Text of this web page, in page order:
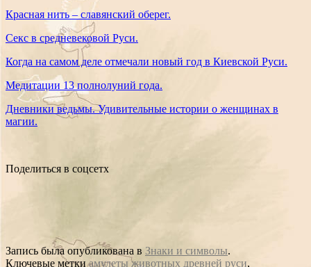
Красная нить – славянский оберег.
Секс в средневековой Руси.
Когда на самом деле отмечали новый год в Киевской Руси.
Медитации 13 полнолуний года.
Дневники ведьмы. Удивительные истории о женщинах в
магии.
Поделиться в соцсетх
Запись была опубликована в Знаки и символы.
Ключевые меткиамулеты животных древней руси,